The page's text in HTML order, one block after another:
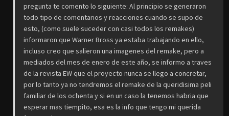
pregunta te comento lo siguiente: Al principio se generaron
todo tipo de comentarios y reacciones cuando se supo de
esto, (como suele suceder con casi todos los remakes)
informaron que Warner Bross ya estaba trabajando en ello,
incluso creo que salieron una imagenes del remake, pero a
mediados del mes de enero de este año, se informo a traves
de la revista EW que el proyecto nunca se llego a concretar,
por lo tanto ya no tendremos el remake de la queridisima peli
familiar de los ochenta y si en un caso la tenemos habria que
esperar mas tiempito, esa es la info que tengo mi querida